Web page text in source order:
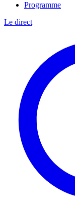
Programme
Le direct